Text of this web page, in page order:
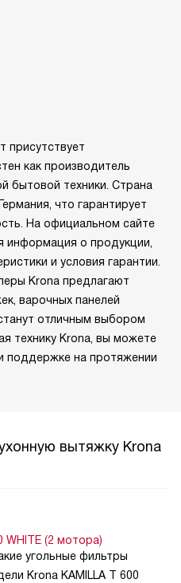
присутствует
как производитель
бытовой техники. Страна
что гарантирует
На официальном сайте
информация о продукции,
и условия гарантии.
Krona предлагают
варочных панелей
отличным выбором
технику Krona, вы можете
поддержке на протяжении
вытяжку Krona
WHITE (2 мотора)
угольные фильтры
Krona KAMILLA T 600